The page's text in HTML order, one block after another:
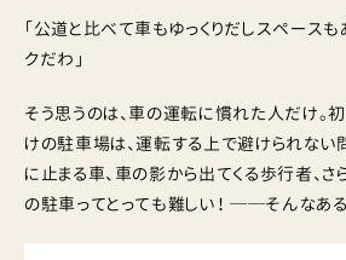
「公道と比べて車もゆっくりだしスペース
クだわ」
そう思うのは、車の運転に慣れた人だけ。
けの駐車場は、運転する上で避けられない
に止まる車、車の影から出てくる歩行者、
の駐車ってとっても難しい！ ──そんなある